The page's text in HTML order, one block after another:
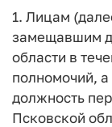
1. Лицам
замещавшим
области в
полномочий,
должность
Псковской